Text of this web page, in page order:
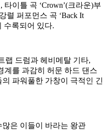
이틀 곡 ‘Crown’(크라운)부
렬 퍼포먼스 곡 ‘Back It
수록되어 있다.
랩 드럼과 헤비메탈 기타,
계를 과감히 허문 하드 댄스
파워풀한 가창이 극적인 긴
은 이들이 바라는 왕관